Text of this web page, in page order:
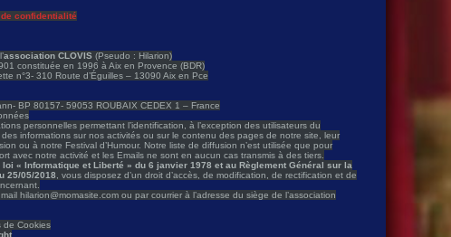
confidentialité
association CLOVIS (Pseudo : Hilarion)
constituée en 1996 à Aix en Provence (BDR)
n°3- 310 Route d’Éguilles – 13090 Aix en Pce
BP 80157- 59053 ROUBAIX CEDEX 1 – France
personnelles permettant l’identification, à l’exception des utilisateurs du
informations sur nos activités ou sur le contenu des pages de notre site, leur
ou à notre Festival d’Humour. Notre liste de diffusion n’est utilisée que pour
avec notre activité et les Emails ne sont en aucun cas transmis à des tiers.
loi « Informatique et Liberté » du 6 janvier 1978 et au Règlement Général sur la
25/05/2018 , vous disposez d’un droit d’accès, de modification, de rectification et de
hilarion@momasite.com ou par courrier à l’adresse du siège de l’association
de Cookies